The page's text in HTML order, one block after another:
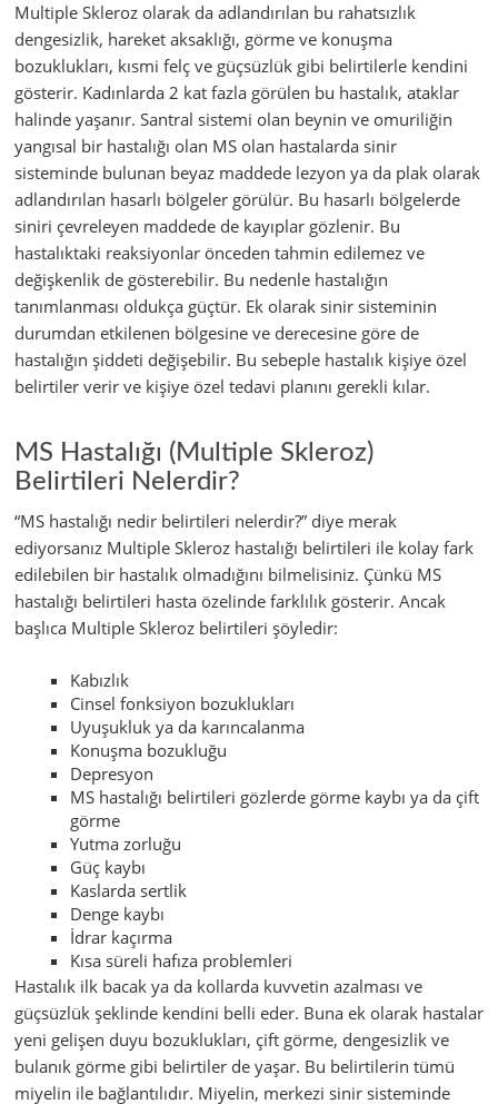
Multiple Skleroz olarak da adlandırılan bu rahatsızlık
dengesizlik, hareket aksaklığı, görme ve konuşma
bozuklukları, kısmi felç ve güçsüzlük gibi belirtilerle kendini
gösterir. Kadınlarda 2 kat fazla görülen bu hastalık, ataklar
halinde yaşanır. Santral sistemi olan beynin ve omuriliğin
yangısal bir hastalığı olan MS olan hastalarda sinir
sisteminde bulunan beyaz maddede lezyon ya da plak olarak
adlandırılan hasarlı bölgeler görülür. Bu hasarlı bölgelerde
siniri çevreleyen maddede de kayıplar gözlenir. Bu
hastalıktaki reaksiyonlar önceden tahmin edilemez ve
değişkenlik de gösterebilir. Bu nedenle hastalığın
tanımlanması oldukça güçtür. Ek olarak sinir sisteminin
durumdan etkilenen bölgesine ve derecesine göre de
hastalığın şiddeti değişebilir. Bu sebeple hastalık kişiye özel
belirtiler verir ve kişiye özel tedavi planını gerekli kılar.
MS Hastalığı (Multiple Skleroz)
Belirtileri Nelerdir?
“MS hastalığı nedir belirtileri nelerdir?” diye merak
ediyorsanız Multiple Skleroz hastalığı belirtileri ile kolay fark
edilebilen bir hastalık olmadığını bilmelisiniz. Çünkü MS
hastalığı belirtileri hasta özelinde farklılık gösterir. Ancak
başlıca Multiple Skleroz belirtileri şöyledir:
Kabızlık
Cinsel fonksiyon bozuklukları
Uyuşukluk ya da karıncalanma
Konuşma bozukluğu
Depresyon
MS hastalığı belirtileri gözlerde görme kaybı ya da çift
görme
Yutma zorluğu
Güç kaybı
Kaslarda sertlik
Denge kaybı
İdrar kaçırma
Kısa süreli hafıza problemleri
Hastalık ilk bacak ya da kollarda kuvvetin azalması ve
güçsüzlük şeklinde kendini belli eder. Buna ek olarak hastalar
yeni gelişen duyu bozuklukları, çift görme, dengesizlik ve
bulanık görme gibi belirtiler de yaşar. Bu belirtilerin tümü
miyelin ile bağlantılıdır. Miyelin, merkezi sinir sisteminde